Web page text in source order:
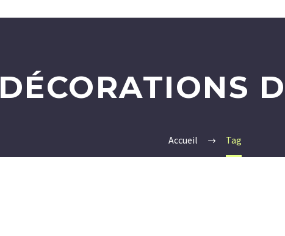
DÉCORATIONS
Accueil Tag